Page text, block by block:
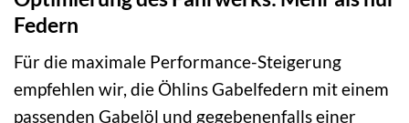
Federn
Für die maximale Performance-Steigerung
empfehlen wir, die Öhlins Gabelfedern mit einem
passenden Gabelöl und gegebenenfalls einer